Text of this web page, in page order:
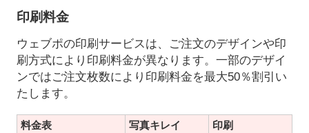
印刷料金
ウェブポの印刷サービスは、ご注文のデザインや印
刷方式により印刷料金が異なります。一部のデザイ
ンではご注文枚数により印刷料金を最大50％割引い
たします。
料金表
写真キレイ
印刷